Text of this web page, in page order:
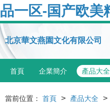
品一区-国产欧美
北京華文燕園文化有限公司
首頁 企業簡介 產品大全
當前位置： 首頁 > 產品大全 >